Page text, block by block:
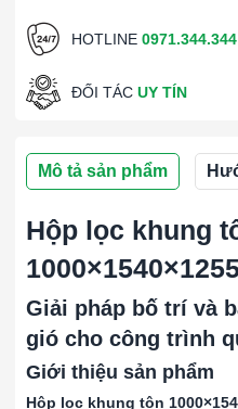
HOTLINE 0971.344.344
ĐỐI TÁC UY TÍN
Mô tả sản phẩm
Hộp lọc khung
Giải pháp bố trí và
gió cho công trình
Giới thiệu sản phẩm
Hộp lọc khung tôn